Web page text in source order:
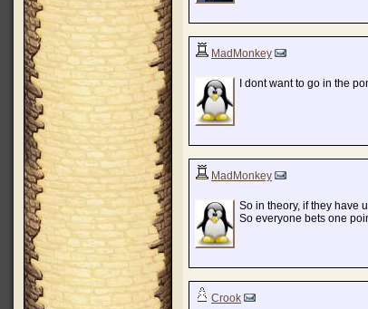
MadMonkey
I dont want to go in the
MadMonkey
So in theory, if they have
So everyone bets one
Crook